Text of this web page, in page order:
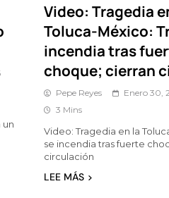
un
Video: Tragedia
Toluca-México:
incendia tras
choque; cierran
Pepe Reyes Enero 30,
3 Mins
Video: Tragedia en la
se incendia tras fuerte
circulación
LEE MÁS